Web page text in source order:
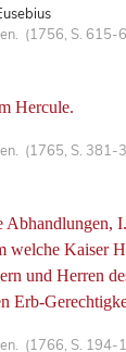
(1756, S. 615-
Hercule.
(1765, S. 381-
Abhandlungen,
welche Kaiser
und Herren
Erb-
(1766, S. 194-